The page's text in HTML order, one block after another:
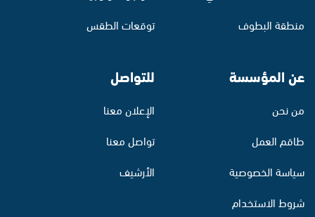
منطقة البطوف
توقعات الطقس
عن المؤسسة
من نحن
طاقم العمل
سياسة الخصوصية
شروط الاستخدام
للتواصل
الإعلان معنا
تواصل معنا
الأرشيف